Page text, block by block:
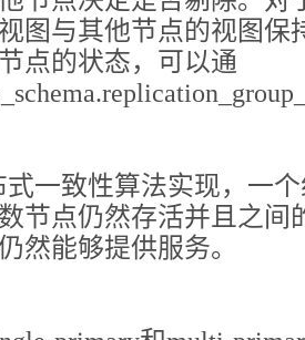
图与其他节点的视图保
点的状态，可以通
式一致性算法实现，一
节点仍然存活并且之间
然能够提供服务。